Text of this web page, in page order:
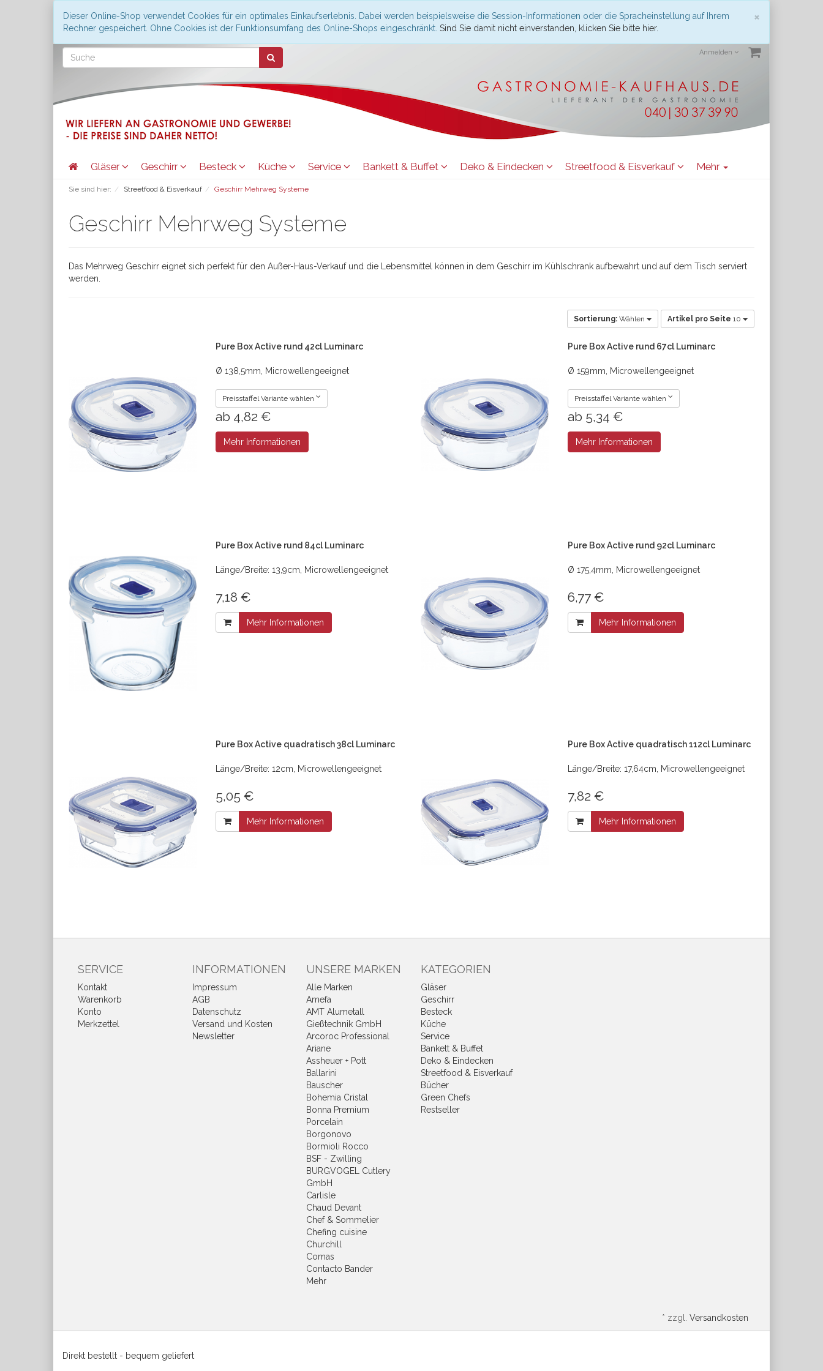
×
Dieser Online-Shop verwendet Cookies für ein optimales Einkaufserlebnis. Dabei werden beispielsweise die Session-Informationen oder die Spracheinstellung auf Ihrem
Rechner gespeichert. Ohne Cookies ist der Funktionsumfang des Online-Shops eingeschränkt. Sind Sie damit nicht einverstanden, klicken Sie bitte hier.
Anmelden
Gläser Geschirr Besteck Küche Service Bankett & Buffet Deko & Eindecken Streetfood & Eisverkauf Mehr
Sie sind hier: Streetfood & Eisverkauf Geschirr Mehrweg Systeme
Geschirr Mehrweg Systeme
Das Mehrweg Geschirr eignet sich perfekt für den Außer-Haus-Verkauf und die Lebensmittel können in dem Geschirr im Kühlschrank aufbewahrt und auf dem Tisch serviert
werden.
Sortierung: Wählen Artikel pro Seite 10
Pure Box Active rund 42cl Luminarc
Ø 138,5mm, Microwellengeeignet
Preisstaffel Variante wählen
ab 4,82 €
Mehr Informationen
Pure Box Active rund 67cl Luminarc
Ø 159mm, Microwellengeeignet
Preisstaffel Variante wählen
ab 5,34 €
Mehr Informationen
Pure Box Active rund 84cl Luminarc
Länge/Breite: 13,9cm, Microwellengeeignet
7,18 €
Mehr Informationen
Pure Box Active rund 92cl Luminarc
Ø 175,4mm, Microwellengeeignet
6,77 €
Mehr Informationen
Pure Box Active quadratisch 38cl Luminarc
Länge/Breite: 12cm, Microwellengeeignet
5,05 €
Mehr Informationen
Pure Box Active quadratisch 112cl Luminarc
Länge/Breite: 17,64cm, Microwellengeeignet
7,82 €
Mehr Informationen
SERVICE
Kontakt
Warenkorb
Konto
Merkzettel
INFORMATIONEN
Impressum
AGB
Datenschutz
Versand und Kosten
Newsletter
UNSERE MARKEN
Alle Marken
Amefa
AMT Alumetall
Gießtechnik GmbH
Arcoroc Professional
Ariane
Assheuer + Pott
Ballarini
Bauscher
Bohemia Cristal
Bonna Premium
Porcelain
Borgonovo
Bormioli Rocco
BSF - Zwilling
BURGVOGEL Cutlery
GmbH
Carlisle
Chaud Devant
Chef & Sommelier
Chefing cuisine
Churchill
Comas
Contacto Bander
Mehr
KATEGORIEN
Gläser
Geschirr
Besteck
Küche
Service
Bankett & Buffet
Deko & Eindecken
Streetfood & Eisverkauf
Bücher
Green Chefs
Restseller
* zzgl. Versandkosten
Direkt bestellt - bequem geliefert